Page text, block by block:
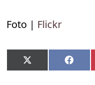
Foto | Flickr
Compartir
en
X
(Twitter) en